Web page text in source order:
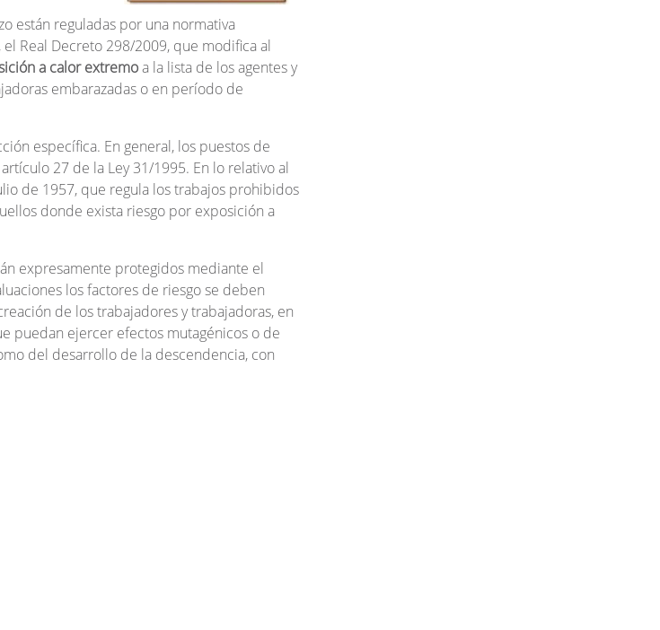
están reguladas por una normativa
Real Decreto 298/2009, que modifica al
a calor extremoa la lista de los agentes y
embarazadas o en período de
específica. En general, los puestos de
27 de la Ley 31/1995. En lo relativo al
de 1957, que regula los trabajos prohibidos
donde exista riesgo por exposición a
expresamente protegidos mediante el
los factores de riesgo se deben
de los trabajadores y trabajadoras, en
puedan ejercer efectos mutagénicos o de
del desarrollo de la descendencia, con